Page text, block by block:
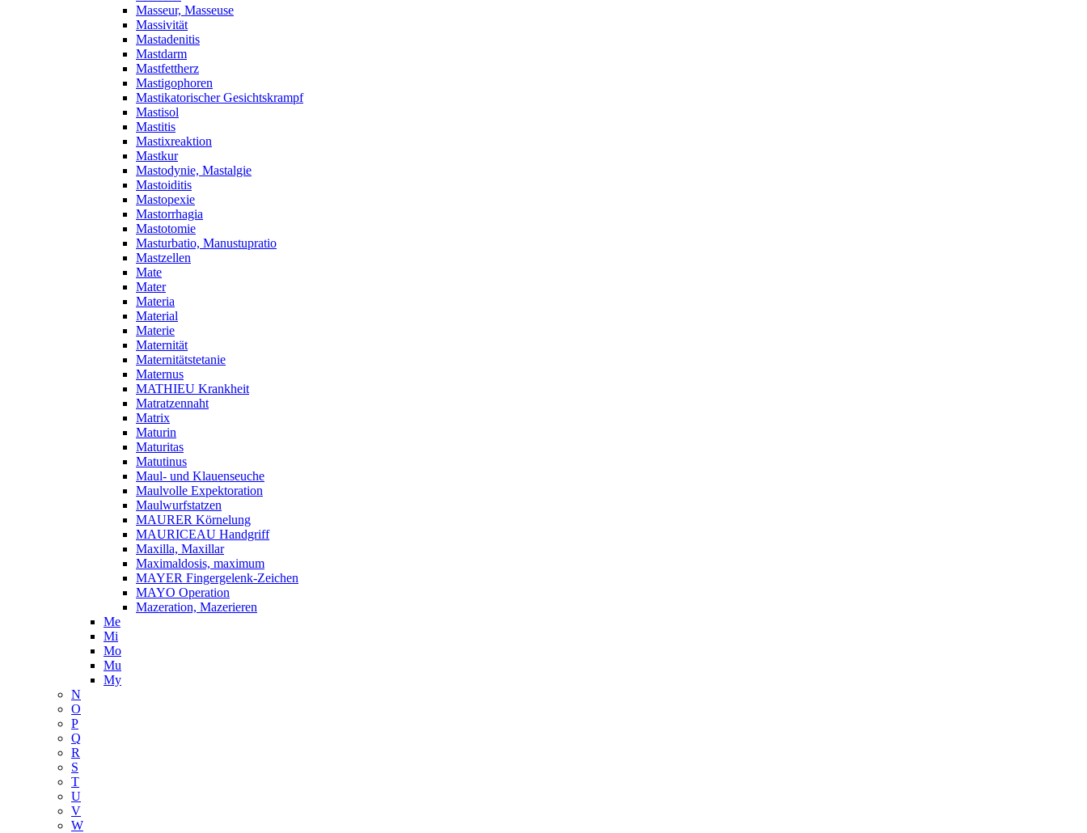
Masseur, Masseuse
Massivität
Mastadenitis
Mastdarm
Mastfettherz
Mastigophoren
Mastikatorischer Gesichtskrampf
Mastisol
Mastitis
Mastixreaktion
Mastkur
Mastodynie, Mastalgie
Mastoiditis
Mastopexie
Mastorrhagia
Mastotomie
Masturbatio, Manustupratio
Mastzellen
Mate
Mater
Materia
Material
Materie
Maternität
Maternitätstetanie
Maternus
MATHIEU Krankheit
Matratzennaht
Matrix
Maturin
Maturitas
Matutinus
Maul- und Klauenseuche
Maulvolle Expektoration
Maulwurfstatzen
MAURER Körnelung
MAURICEAU Handgriff
Maxilla, Maxillar
Maximaldosis, maximum
MAYER Fingergelenk-Zeichen
MAYO Operation
Mazeration, Mazerieren
Me
Mi
Mo
Mu
My
N
O
P
Q
R
S
T
U
V
W